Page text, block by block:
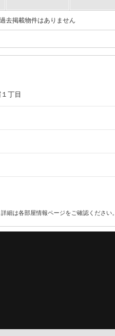
過去掲載物件はありません
丁目
細は各部屋情報ページをご確認ください。